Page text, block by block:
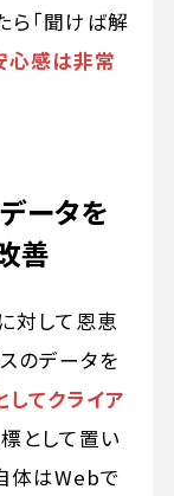
ら「聞けば解
心感は非常
ータを
善
対して恩恵
のデータを
てクライア
として置い
体はWebで